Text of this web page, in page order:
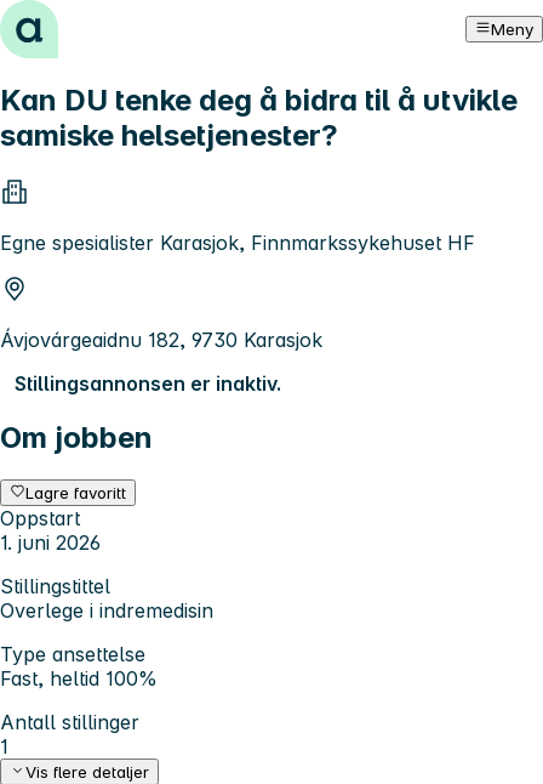
Hopp til innhold Meny
Kan DU tenke deg å bidra til å utvikle
samiske helsetjenester?
Egne spesialister Karasjok, Finnmarkssykehuset HF
Ávjovárgeaidnu 182, 9730 Karasjok
Stillingsannonsen er inaktiv.
Om jobben
Lagre favoritt
Oppstart
1. juni 2026
Stillingstittel
Overlege i indremedisin
Type ansettelse
Fast, heltid 100%
Antall stillinger
1
Vis flere detaljer